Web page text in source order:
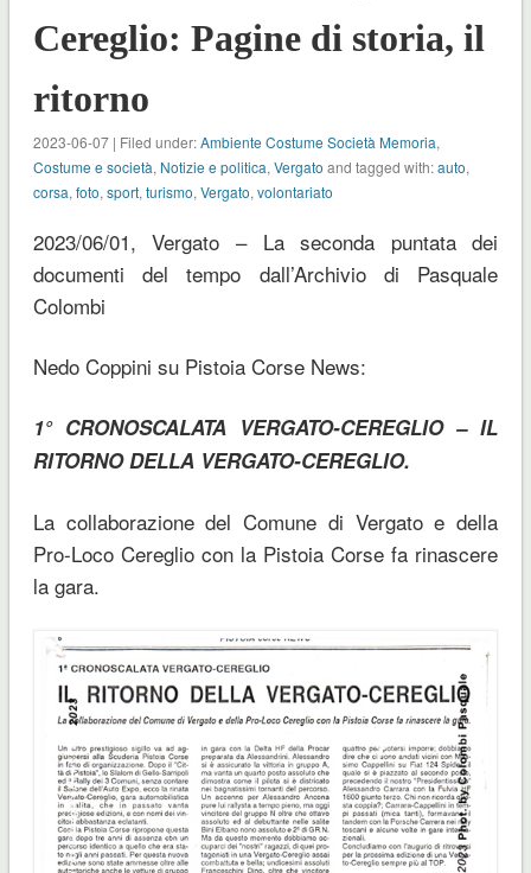
Cereglio: Pagine di storia, il
ritorno
2023-06-07 | Filed under:Ambiente Costume Società Memoria,
Costume e società, Notizie e politica, Vergato and tagged with:auto,
corsa, foto, sport, turismo, Vergato, volontariato
2023/06/01, Vergato – La seconda puntata dei
documenti del tempo dall’Archivio di Pasquale
Colombi
Nedo Coppini su Pistoia Corse News:
1° CRONOSCALATA VERGATO-CEREGLIO – IL
RITORNO DELLA VERGATO-CEREGLIO.
La collaborazione del Comune di Vergato e della
Pro-Loco Cereglio con la Pistoia Corse fa rinascere
la gara.